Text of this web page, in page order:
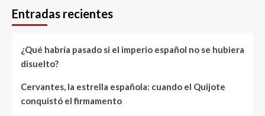
Entradas recientes
¿Qué habría pasado si el imperio español no se hubiera
disuelto?
Cervantes, la estrella española: cuando el Quijote
conquistó el firmamento